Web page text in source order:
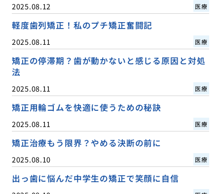
2025.08.12 医療
軽度歯列矯正！私のプチ矯正奮闘記
2025.08.11 医療
矯正の停滞期？歯が動かないと感じる原因と対処
法
2025.08.11 医療
矯正用輪ゴムを快適に使うための秘訣
2025.08.11 医療
矯正治療もう限界？やめる決断の前に
2025.08.10 医療
出っ歯に悩んだ中学生の矯正で笑顔に自信